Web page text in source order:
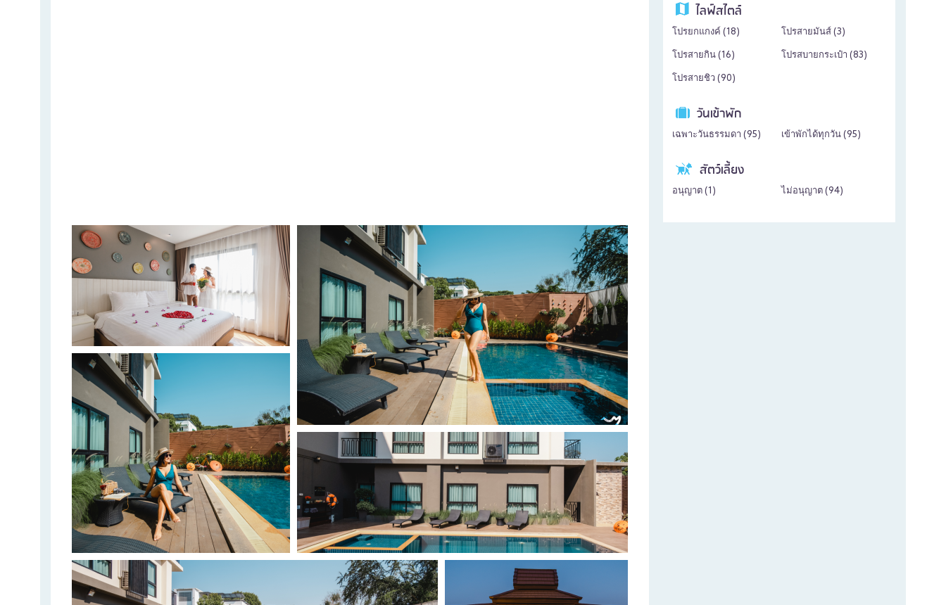
ไลฟ์สไตล์
โปรยกแกงค์ (18) โปรสายมันส์ (3)
โปรสายกิน (16) โปรสบายกระเป๋า (83)
โปรสายชิว ( 90)
วันเข้าพัก
เฉพาะวันธรรมดา ( 95) เข้าพักได้ทุกวัน ( 95)
สัตว์เลี้ยง
อนุญาต (1 ) ไม่อนุญาต ( 94)